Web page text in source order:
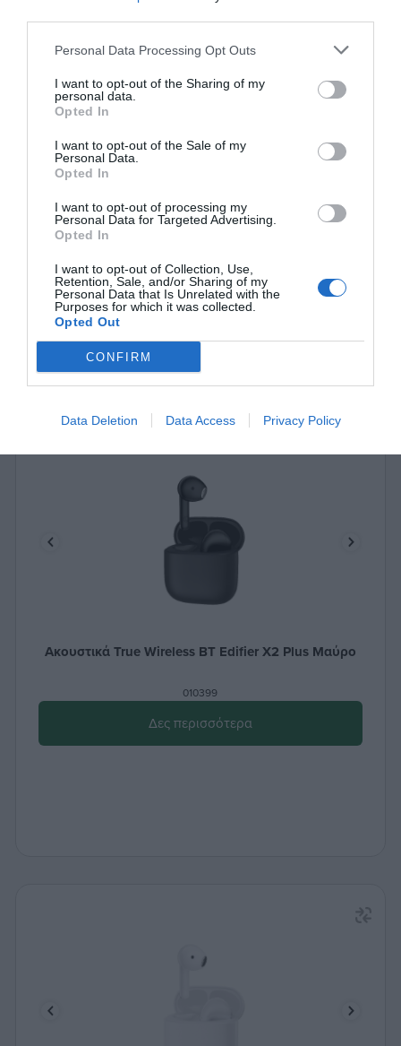
Personal Data Processing Opt Outs
I want to opt-out of the Sharing of my
personal data.
Opted In
I want to opt-out of the Sale of my
Personal Data.
Opted In
I want to opt-out of processing my
Personal Data for Targeted Advertising.
Opted In
I want to opt-out of Collection, Use,
Retention, Sale, and/or Sharing of my
Personal Data that Is Unrelated with the
Purposes for which it was collected.
Opted Out
CONFIRM
Data Deletion Data Access Privacy Policy
010090
Ακουστικά True Wireless BT Edifier X2 Plus Μαύρο
010399
Δες περισσότερα